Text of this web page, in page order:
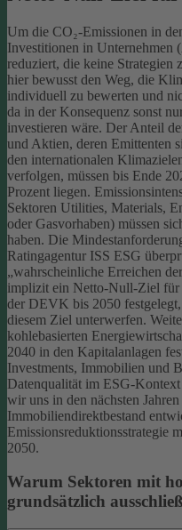
Um die CO₂-Emissionen in
Investitionen in Unternehmen
reduziert, die keine Strategien
hier bewusst den Weg, die
individuell zu bewerten und
da in der Konsequenz sonst
investieren wäre. Der Anteil
und Aktien, deren Emittenten
den internationalen
verfolgen, müssen bis Ende
Prozent liegen.
Sektoren Utilities, Materials,
oder Gasvorhaben) müssen
haben. Die
Ratingagentur ISS ESG
„wahrscheinliche Erreichen
implizit ein Netto-Null-Ziel für
der DEVK bis 2050
diesem Ziel unterwerfen.
kohlebasierten
2040 in den Kapitalanlagen
Investments, Immobilien und
Datenqualität im ESG-
wir uns in den nächsten
Immobiliendirektbestand
Emissionsreduktionsstrategie
2050.
Warum Sektoren mit
grundsätzlich